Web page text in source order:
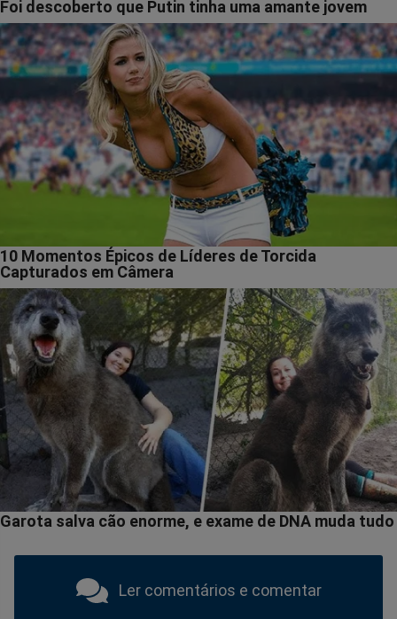
Ler comentários e comentar